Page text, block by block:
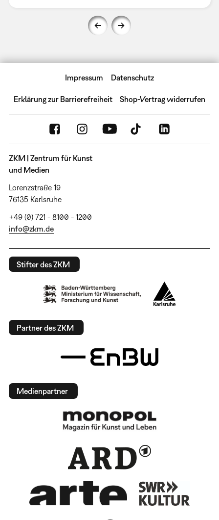
Impressum Datenschutz
Erklärung zur Barrierefreiheit Shop-Vertrag widerrufen
ZKM | Zentrum für Kunst
und Medien
Lorenzstraße 19
76135 Karlsruhe
+49 (0) 721 - 8100 - 1200
info@zkm.de
Stifter des ZKM
Partner des ZKM
Medienpartner